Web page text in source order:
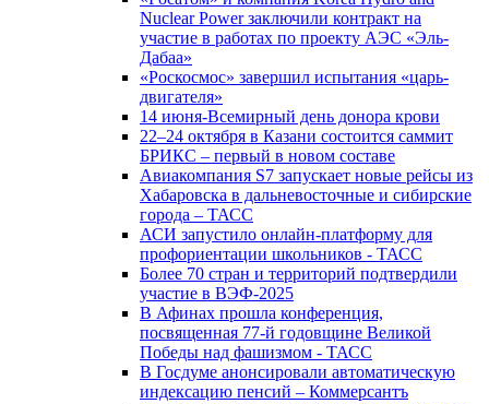
Nuclear Power заключили контракт на
участие в работах по проекту АЭС «Эль-
Дабаа»
«Роскосмос» завершил испытания «царь-
двигателя»
14 июня-Всемирный день донора крови
22–24 октября в Казани состоится саммит
БРИКС – первый в новом составе
Авиакомпания S7 запускает новые рейсы из
Хабаровска в дальневосточные и сибирские
города – ТАСС
АСИ запустило онлайн-платформу для
профориентации школьников - ТАСС
Более 70 стран и территорий подтвердили
участие в ВЭФ-2025
В Афинах прошла конференция,
посвященная 77-й годовщине Великой
Победы над фашизмом - ТАСС
В Госдуме анонсировали автоматическую
индексацию пенсий – Коммерсантъ